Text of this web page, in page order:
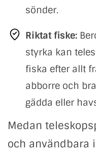
sönder.
Riktat fiske:
styrka kan
fiska efter allt
abborre och
gädda eller
Medan
och användbara